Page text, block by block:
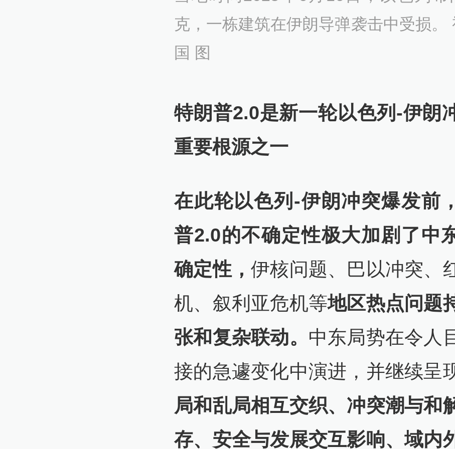
克，一栋建筑在伊朗导弹袭击中受损。
国 图
特朗普2.0是新一轮以色列-伊朗
重要根源之一
在此轮以色列-伊朗冲突爆发前
普2.0的不确定性极大加剧了中
确定性， 伊核问题、巴以冲突、
机、叙利亚危机等地区热点问题
张和复杂联动。 中东局势在令人
接的急遽变化中演进，并继续呈
局和乱局相互交织、冲突潮与和
存、安全与发展交互影响、域内